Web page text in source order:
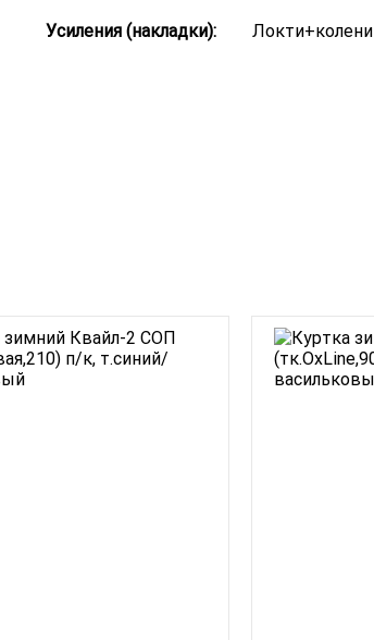
Усиления (накладки): Локти+колени